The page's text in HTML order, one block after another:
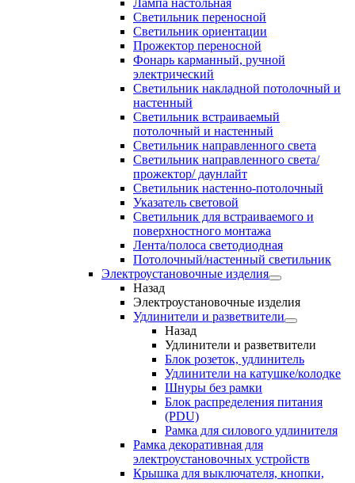
Лампа настольная
Светильник переносной
Светильник ориентации
Прожектор переносной
Фонарь карманный, ручной
электрический
Светильник накладной потолочный и
настенный
Светильник встраиваемый
потолочный и настенный
Светильник направленного света
Светильник направленного света/
прожектор/ даунлайт
Светильник настенно-потолочный
Указатель световой
Светильник для встраиваемого и
поверхностного монтажа
Лента/полоса светодиодная
Потолочный/настенный светильник
Электроустановочные изделия
Назад
Электроустановочные изделия
Удлинители и разветвители
Назад
Удлинители и разветвители
Блок розеток, удлинитель
Удлинители на катушке/колодке
Шнуры без рамки
Блок распределения питания
(PDU)
Рамка для силового удлинителя
Рамка декоративная для
электроустановочных устройств
Крышка для выключателя, кнопки,